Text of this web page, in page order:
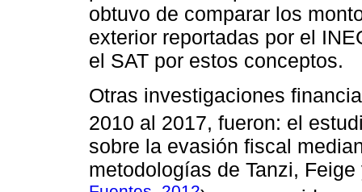
obtuvo de comparar los
exterior reportadas por el
el SAT por estos conceptos.
Otras investigaciones
2010 al 2017, fueron: el
sobre la evasión fiscal
metodologías de Tanzi,